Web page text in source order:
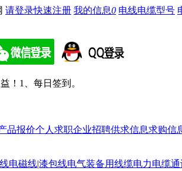
请登录快速注册 我的信息0 电线电缆型号
！ 1、每日签到。
品报价个人求职企业招聘供求信息求购信
电磁线|漆包线电气装备用线缆电力电缆通